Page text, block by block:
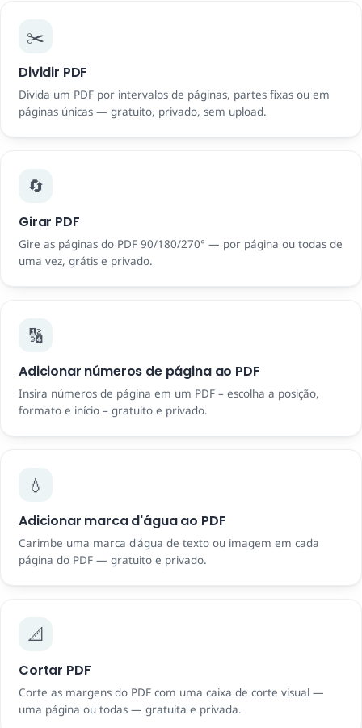
✂️
Dividir PDF
Divida um PDF por intervalos de páginas, partes fixas ou em
páginas únicas — gratuito, privado, sem upload.
🔄
Girar PDF
Gire as páginas do PDF 90/180/270° — por página ou todas de
uma vez, grátis e privado.
🔢
Adicionar números de página ao PDF
Insira números de página em um PDF – escolha a posição,
formato e início – gratuito e privado.
💧
Adicionar marca d'água ao PDF
Carimbe uma marca d'água de texto ou imagem em cada
página do PDF — gratuito e privado.
📐
Cortar PDF
Corte as margens do PDF com uma caixa de corte visual —
uma página ou todas — gratuita e privada.